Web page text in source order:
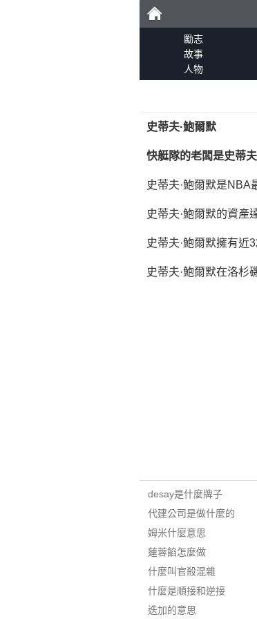
勵
勵志
故事
人物
史蒂夫·鮑爾默
快艇隊的老闆是史蒂
史蒂夫·鮑爾默是NBA
史蒂夫·鮑爾默的資產
史蒂夫·鮑爾默擁有近
史蒂夫·鮑爾默在洛杉
desay是什麼牌子
代建公司是做什麼的
姆米什麼意思
蓮蓉餡怎麼做
什麼叫官殺混雜
什麼是順接和逆接
迭加的意思